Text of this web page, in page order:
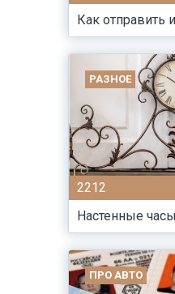
Как отправить
РАЗНОЕ
2212
Настенные часы
ПРО АВТО